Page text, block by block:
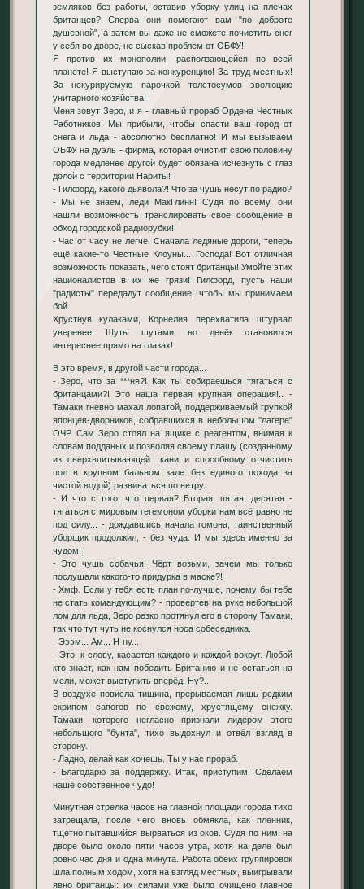
земляков без работы, оставив уборку улиц на плечах
британцев? Сперва они помогают вам "по доброте
душевной", а затем вы даже не сможете почистить снег
у себя во дворе, не сыскав проблем от ОБФУ!
Я против их монополии, расползающейся по всей
планете! Я выступаю за конкуренцию! За труд местных!
За некурируемую парочкой толстосумов эволюцию
унитарного хозяйства!
Меня зовут Зеро, и я - главный прораб Ордена Честных
Работников! Мы прибыли, чтобы спасти ваш город от
снега и льда - абсолютно бесплатно! И мы вызываем
ОБФУ на дуэль - фирма, которая очистит свою половину
города медленее другой будет обязана исчезнуть с глаз
долой с территории Нариты!
- Гилфорд, какого дьявола?! Что за чушь несут по радио?
- Мы не знаем, леди МакГлинн! Судя по всему, они
нашли возможность транслировать своё сообщение в
обход городской радиорубки!
- Час от часу не легче. Сначала ледяные дороги, теперь
ещё какие-то Честные Клоуны... Господа! Вот отличная
возможность показать, чего стоят британцы! Умойте этих
националистов в их же грязи! Гилфорд, пусть наши
"радисты" передадут сообщение, чтобы мы принимаем
бой.
Хрустнув кулаками, Корнелия перехватила штурвал
уверенее. Шуты шутами, но денёк становился
интереснее прямо на глазах!
В это время, в другой части города...
- Зеро, что за ***ня?! Как ты собираешься тягаться с
британцами?! Это наша первая крупная операция!.. -
Тамаки гневно махал лопатой, поддерживаемый групкой
японцев-дворников, собравшихся в небольшом "лагере"
ОЧР. Сам Зеро стоял на ящике с реагентом, внимая к
словам подданых и позволяя своему плащу (созданному
из сверхвпитывающей ткани и способному отчистить
пол в крупном бальном зале без единого похода за
чистой водой) развиваться по ветру.
- И что с того, что первая? Вторая, пятая, десятая -
тягаться с мировым гегемоном уборки нам всё равно не
под силу... - дождавшись начала гомона, таинственный
уборщик продолжил, - без чуда. И мы здесь именно за
чудом!
- Это чушь собачья! Чёрт возьми, зачем мы только
послушали какого-то придурка в маске?!
- Хмф. Если у тебя есть план по-лучше, почему бы тебе
не стать командующим? - провертев на руке небольшой
лом для льда, Зеро резко протянул его в сторону Тамаки,
так что тут чуть не коснулся носа собеседника.
- Эээм... Ам... Н-ну...
- Это, к слову, касается каждого и каждой вокруг. Любой
кто знает, как нам победить Британию и не остаться на
мели, может выступить вперёд. Ну?..
В воздухе повисла тишина, прерываемая лишь редким
скрипом сапогов по свежему, хрустящему снежку.
Тамаки, которого негласно признали лидером этого
небольшого "бунта", тихо выдохнул и отвёл взгляд в
сторону.
- Ладно, делай как хочешь. Ты у нас прораб.
- Благодарю за поддержку. Итак, приступим! Сделаем
наше собственное чудо!
Минутная стрелка часов на главной площади города тихо
затрещала, после чего вновь обмякла, как пленник,
тщетно пытавшийся вырваться из оков. Судя по ним, на
дворе было около пяти часов утра, хотя на деле был
ровно час дня и одна минута. Работа обеих группировок
шла полным ходом, хотя на взгляд местных, выигрывали
явно британцы: их силами уже было очищено главное